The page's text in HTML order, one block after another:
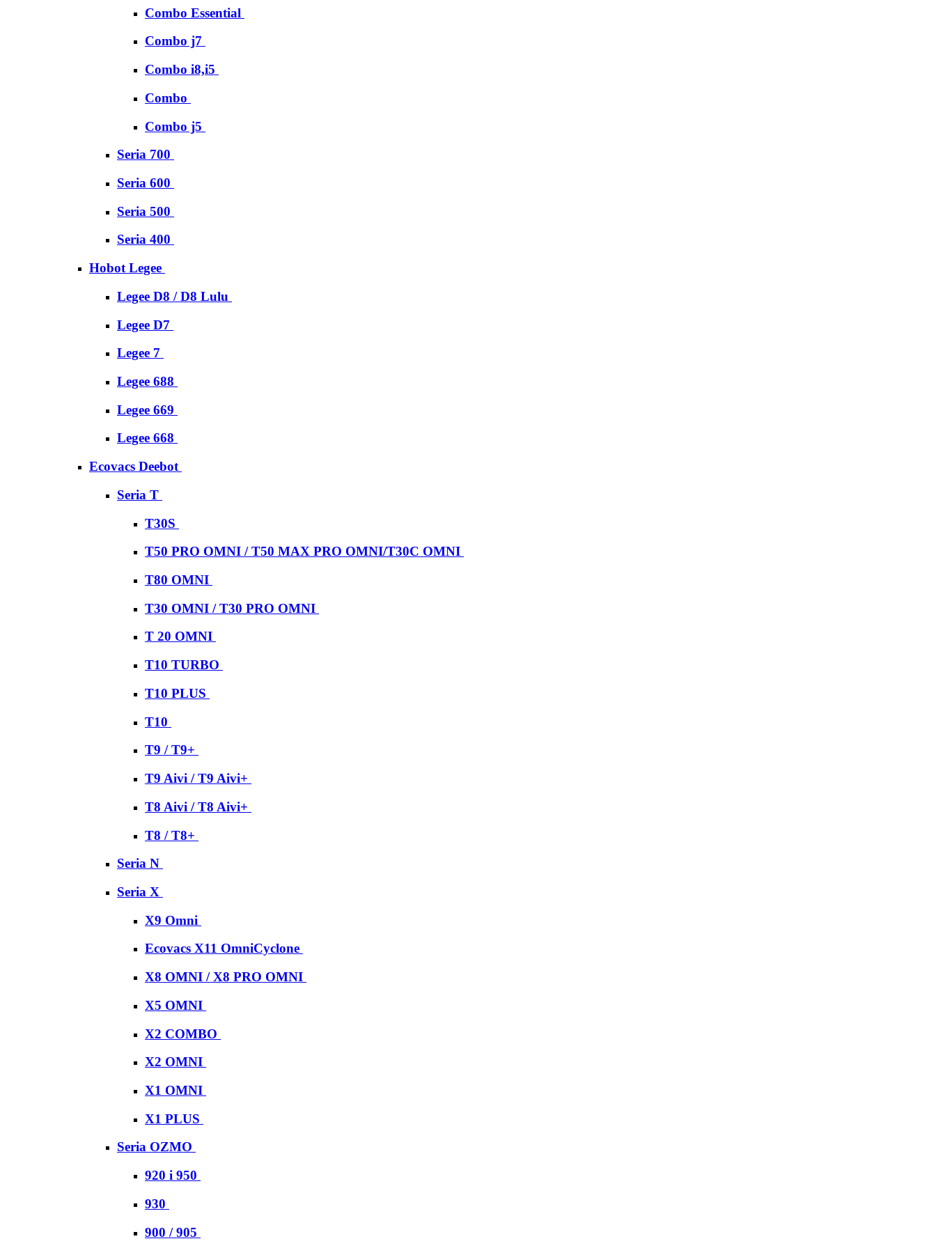
Combo Essential
Combo j7
Combo i8,i5
Combo
Combo j5
Seria 700
Seria 600
Seria 500
Seria 400
Hobot Legee
Legee D8 / D8 Lulu
Legee D7
Legee 7
Legee 688
Legee 669
Legee 668
Ecovacs Deebot
Seria T
T30S
T50 PRO OMNI / T50 MAX PRO OMNI/T30C OMNI
T80 OMNI
T30 OMNI / T30 PRO OMNI
T 20 OMNI
T10 TURBO
T10 PLUS
T10
T9 / T9+
T9 Aivi / T9 Aivi+
T8 Aivi / T8 Aivi+
T8 / T8+
Seria N
Seria X
X9 Omni
Ecovacs X11 OmniCyclone
X8 OMNI / X8 PRO OMNI
X5 OMNI
X2 COMBO
X2 OMNI
X1 OMNI
X1 PLUS
Seria OZMO
920 i 950
930
900 / 905